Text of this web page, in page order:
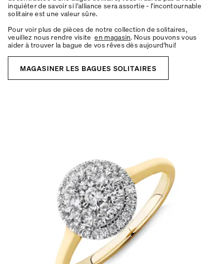
inquiéter de savoir si l'alliance sera assortie - l'incontournable
solitaire est une valeur sûre.
Pour voir plus de pièces de notre collection de solitaires,
veuillez nous rendre visiteen magasin. Nous pouvons vous
aider à trouver la bague de vos rêves dès aujourd'hui!
MAGASINER LES BAGUES SOLITAIRES